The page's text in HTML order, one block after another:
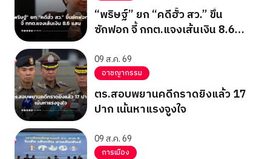
“พริษฐ์” ยก “คดีฮั้ว สว.” ขึ้น
ซักฟอก จี้ กกต.แจงเส้นเงิน 8.6
09 ส.ค. 69
อาชญากรรม
ตร.สอบพยานคดีกราดยิงแล้ว 17
ปาก เน้นหาแรงจูงใจ
09 ส.ค. 69
การเมือง